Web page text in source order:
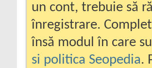
un cont, trebuie să
înregistrare.
însă modul în care
si politica Seopedia.